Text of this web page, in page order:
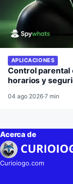
APLICACIONES
Control parental
horarios y
04 ago 2026·7 min
Acerca de
Curioiogo.com